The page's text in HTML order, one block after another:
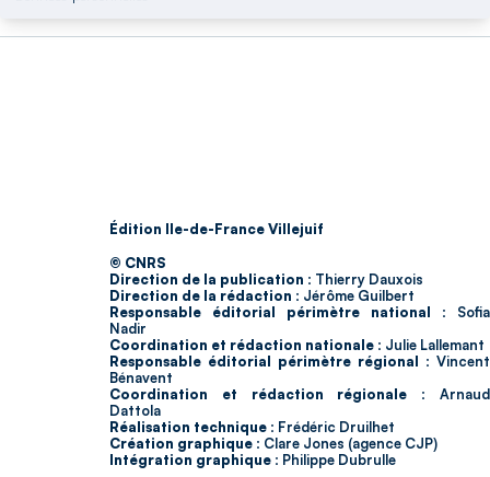
Édition Ile-de-France Villejuif
© CNRS
Direction de la publication : Thierry Dauxois
Direction de la rédaction : Jérôme Guilbert
Responsable éditorial périmètre national : Sofia
Nadir
Coordination et rédaction nationale : Julie Lallemant
Responsable éditorial périmètre régional : Vincent
Bénavent
Coordination et rédaction régionale : Arnaud
Dattola
Réalisation technique : Frédéric Druilhet
Création graphique : Clare Jones (agence CJP)
Intégration graphique : Philippe Dubrulle